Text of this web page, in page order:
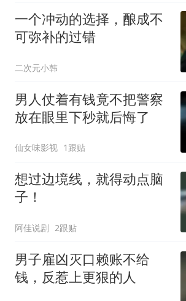
一个冲动的选择，酿成不
可弥补的过错
二次元小韩
男人仗着有钱竟不把警察
放在眼里下秒就后悔了
仙女味影视 1跟贴
想过边境线，就得动点脑
子！
阿佳说剧 2跟贴
男子雇凶灭口赖账不给
钱，反惹上更狠的人